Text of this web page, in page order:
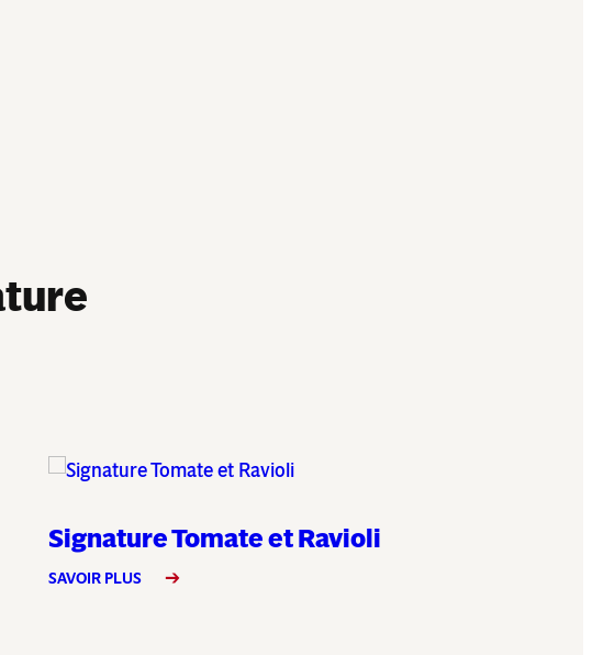
Signature Tomate et Ravioli
SAVOIR PLUS